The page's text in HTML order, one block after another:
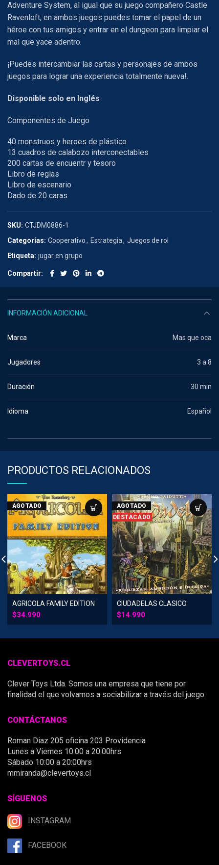
Adventure System, al igual que su juego compañero Castle
Ravenloft, en ambos juegos puedes tomar el papel de un
héroe con tus amigos y entrar en el dungeon para limpiar el
mal que yace adentro.
¡Puedes intercambiar las cartas y personajes de ambos
juegos para lograr una experiencia totalmente nueva!.
Disponible solo en Inglés
Componentes de Juego
40 monstruos y heroes de plástico
13 cuadros de calabozo interconectables
200 cartas de encuentr y tesoro
Libro de reglas
Libro de escenario
Dado de 20 caras
SKU: CTJDM0886-1
Categorías: Cooperativo, Estrategia, Juegos de rol
Etiqueta: jugar en grupo
Compartir
INFORMACIÓN ADICIONAL
Marca Mas que oca
Jugadores 3 a 8
Duración 30 min
Idioma Español
PRODUCTOS RELACIONADOS
AGOTADO
AGRICOLA FAMILY EDITION
$34.990
AGOTADO
DESTACADO
CIUDADELAS CLASICO
$14.990
CLEVERTOYS.CL
Clever Toys Ltda. Somos una empresa que tiene por
finalidad el que volvamos a sociabilizar a través del juego.
CONTÁCTANOS
Roman Diaz 205 oficina 203 Providencia
Lunes a Viernes 10:00 a 20:00hrs
Sábado 10:00 a 20:00hrs
mmiranda@clevertoys.cl
SÍGUENOS
INSTAGRAM
FACEBOOK